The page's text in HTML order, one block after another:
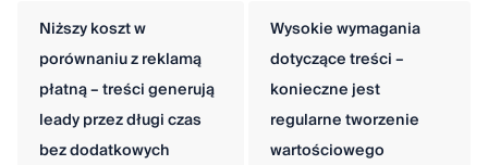
Niższy koszt w
porównaniu z reklamą
płatną – treści generują
leady przez długi czas
bez dodatkowych
Wysokie wymagania
dotyczące treści –
konieczne jest
regularne tworzenie
wartościowego